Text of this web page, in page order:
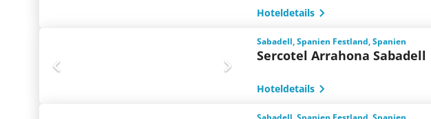
Hoteldetails
Sabadell, Spanien Festland, Spanien
Sercotel Arrahona Sabadell
Hoteldetails